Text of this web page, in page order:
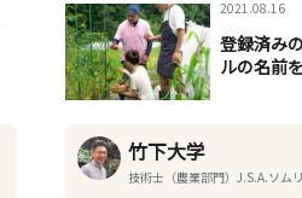
2021.08.16
登録済み
ルの名前
竹下大学
技術士（農業部門）J.S.A.ソム